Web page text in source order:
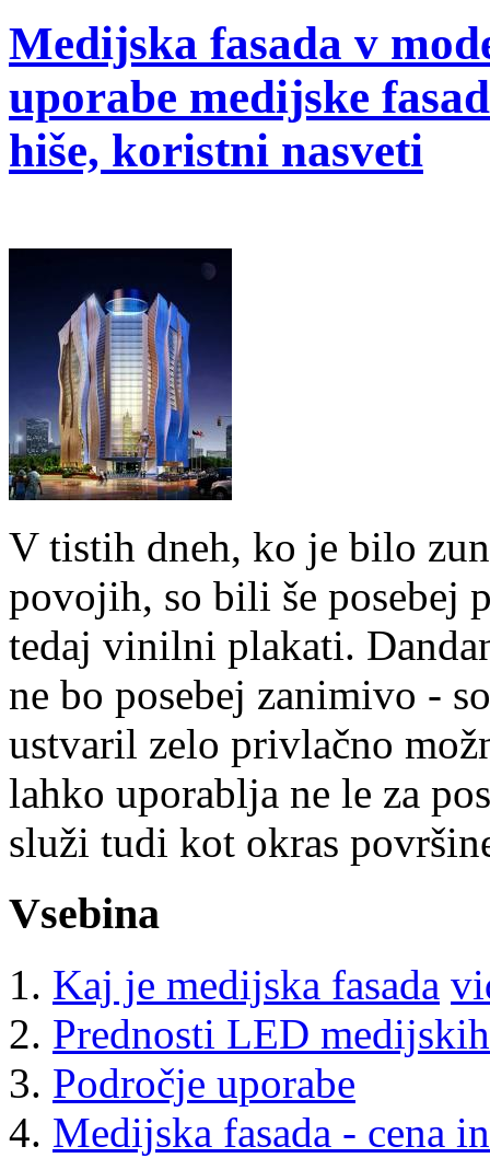
Medijska fasada v
uporabe medijske
hiše, koristni nasveti
V tistih dneh, ko je bilo
povojih, so bili še posebej
tedaj vinilni plakati.
ne bo posebej zanimivo -
ustvaril zelo privlačno
lahko uporablja ne le za
služi tudi kot okras
Vsebina
Kaj je medijska fasada
Prednosti LED
Področje uporabe
Medijska fasada - cena